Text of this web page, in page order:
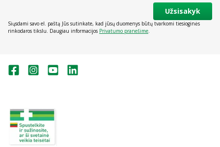
Užsisakyk
Siųsdami savo el. paštą Jūs sutinkate, kad jūsų duomenys būtų tvarkomi tiesioginės
rinkodaros tikslu. Daugiau informacijos Privatumo pranešime.